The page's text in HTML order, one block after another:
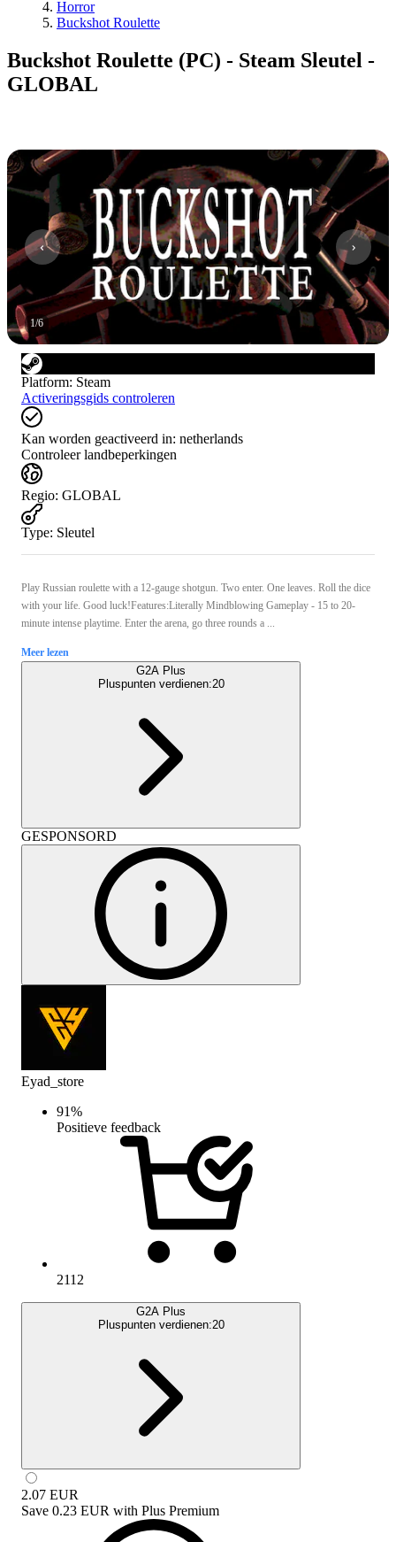
Horror
Buckshot Roulette
Buckshot Roulette (PC) - Steam Sleutel -
GLOBAL
1/6
Platform: Steam
Activeringsgids controleren
Kan worden geactiveerd in: netherlands
Controleer landbeperkingen
Regio: GLOBAL
Type: Sleutel
Play Russian roulette with a 12-gauge shotgun. Two enter. One leaves. Roll the dice
with your life. Good luck!Features:Literally Mindblowing Gameplay - 15 to 20-
minute intense playtime. Enter the arena, go three rounds a ...
Meer lezen
G2A Plus
Pluspunten verdienen:20
GESPONSORD
Eyad_store
91%
Positieve feedback
2112
G2A Plus
Pluspunten verdienen:20
2.07 EUR
Save 0.23 EUR with Plus Premium